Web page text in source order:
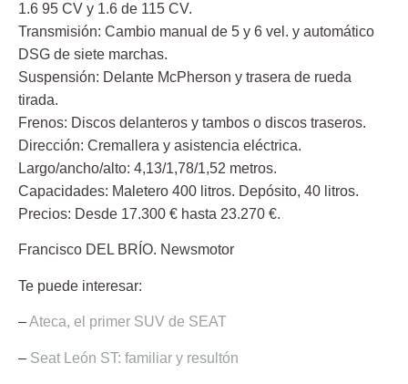
1.6 95 CV y 1.6 de 115 CV.
Transmisión: Cambio manual de 5 y 6 vel. y automático
DSG de siete marchas.
Suspensión: Delante McPherson y trasera de rueda
tirada.
Frenos: Discos delanteros y tambos o discos traseros.
Dirección: Cremallera y asistencia eléctrica.
Largo/ancho/alto: 4,13/1,78/1,52 metros.
Capacidades: Maletero 400 litros. Depósito, 40 litros.
Precios: Desde 17.300 € hasta 23.270 €.
Francisco DEL BRÍO. Newsmotor
Te puede interesar:
–Ateca, el primer SUV de SEAT
– Seat León ST: familiar y resultón